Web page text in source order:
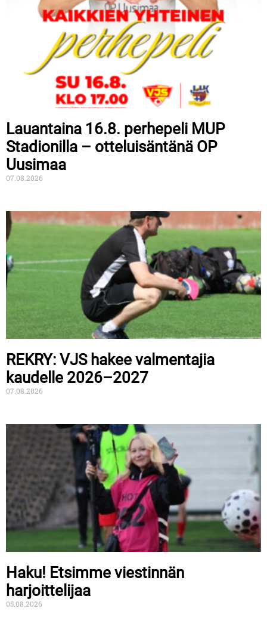
Lauantaina 16.8. perhepeli MUP
Stadionilla – otteluisäntänä OP
Uusimaa
07.08.2026
REKRY: VJS hakee valmentajia
kaudelle 2026–2027
07.08.2026
Haku! Etsimme viestinnän
harjoittelijaa
05.08.2026